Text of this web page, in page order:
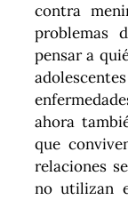
contra
problemas
pensar a
ahora
que
relaciones
no utilizan